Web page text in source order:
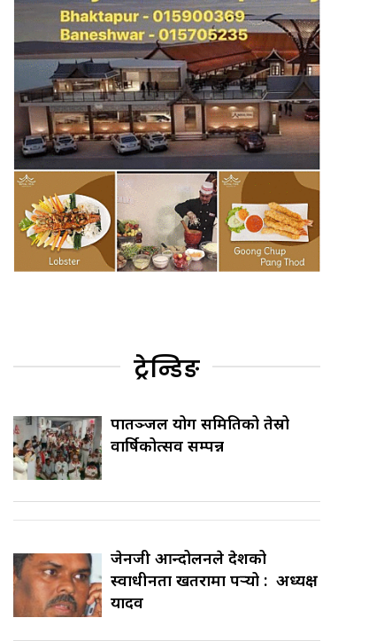
ट्रेन्डिङ
पातञ्जल योग समितिको तेस्रो
वार्षिकोत्सव सम्पन्न
जेनजी आन्दोलनले देशको
स्वाधीनता खतरामा पर्‍यो : अध्यक्ष
यादव